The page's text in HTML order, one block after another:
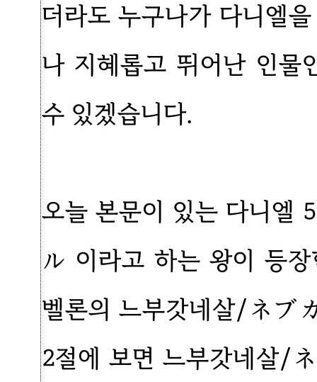
더라도 누구나가 다니엘
나 지혜롭고 뛰어난 인물
수 있겠습니다.
오늘 본문이 있는 다니엘
ル 이라고 하는 왕이 등
벨론의 느부갓네살/ネブ
2절에 보면 느부갓네살/